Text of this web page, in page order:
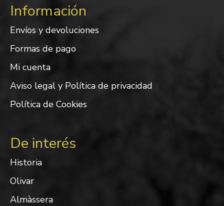
Información
Envíos y devoluciones
Formas de pago
Mi cuenta
Aviso legal y Política de privacidad
Política de Cookies
De interés
Historia
Olivar
Almàssera